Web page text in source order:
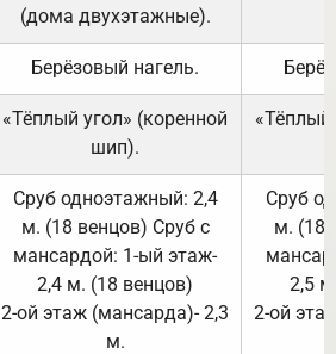
(дома двухэтажные).
Берёзовый нагель.
«Тёплый угол» (коренной
шип).
«Тёплый
Сруб одноэтажный: 2,4
м. (18 венцов) Сруб с
мансардой: 1-ый этаж-
2,4 м. (18 венцов)
2-ой этаж (мансарда)- 2,3
м.
Сруб
м. (18
2,5
2-ой